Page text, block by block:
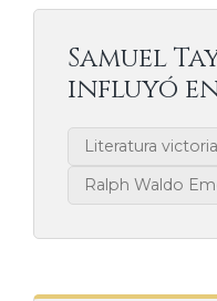
Samuel
influyó
Literatura
Ralph Waldo